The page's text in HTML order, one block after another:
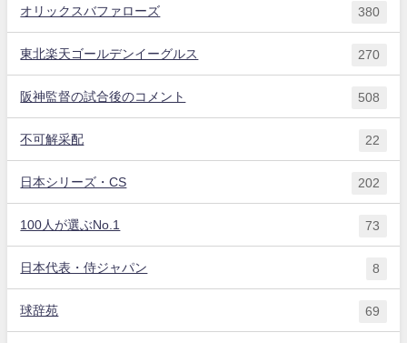
オリックスバファローズ 380
東北楽天ゴールデンイーグルス 270
阪神監督の試合後のコメント 508
不可解采配 22
日本シリーズ・CS 202
100人が選ぶNo.1 73
日本代表・侍ジャパン 8
球辞苑 69